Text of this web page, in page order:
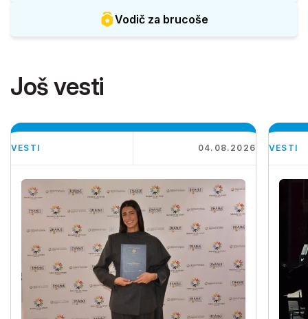
Vodič za brucoše
Još vesti
VESTI 04.08.2026 VESTI